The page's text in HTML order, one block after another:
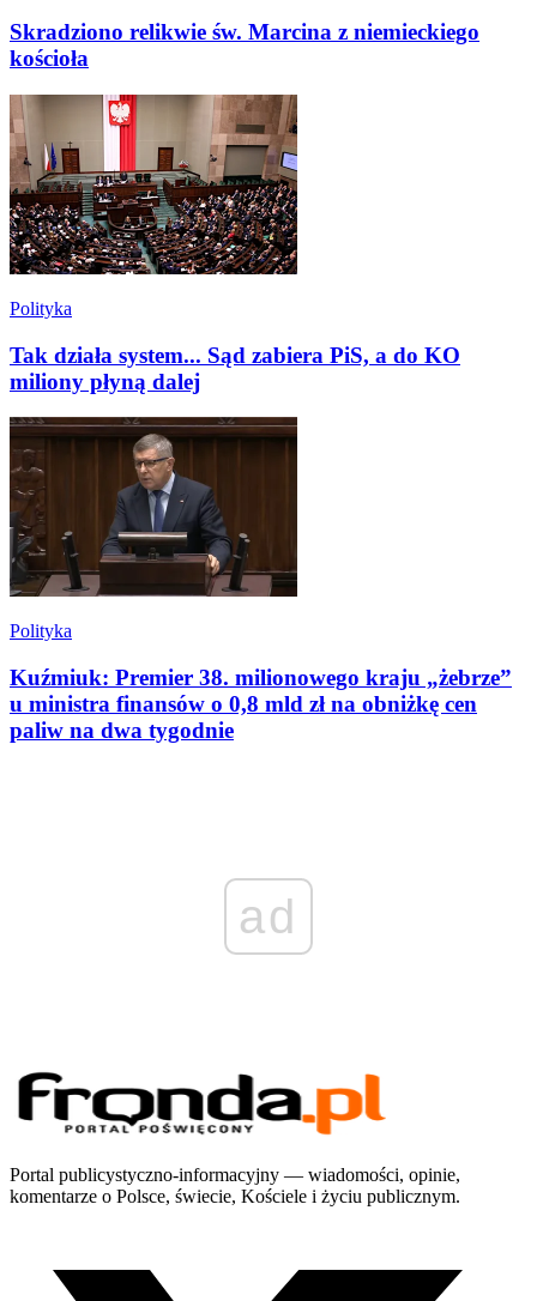
Skradziono relikwie św. Marcina z niemieckiego
kościoła
Polityka
Tak działa system... Sąd zabiera PiS, a do KO
miliony płyną dalej
Polityka
Kuźmiuk: Premier 38. milionowego kraju „żebrze”
u ministra finansów o 0,8 mld zł na obniżkę cen
paliw na dwa tygodnie
ad
Portal publicystyczno-informacyjny — wiadomości, opinie,
komentarze o Polsce, świecie, Kościele i życiu publicznym.